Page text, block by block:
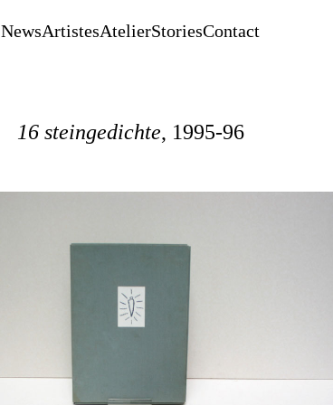
NewsArtistesAtelierStoriesContact
16 steingedichte, 1995-96